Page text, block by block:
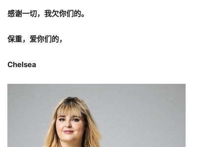
感谢一切，我欠你们的。
保重，爱你们的，
Chelsea